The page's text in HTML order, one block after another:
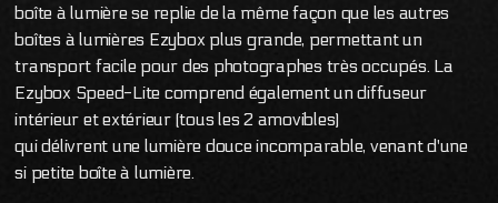
boîte à lumière se replie de la même façon que les autres
boîtes à lumières Ezybox plus grande, permettant un
transport facile pour des photographes très occupés. La
Ezybox Speed-Lite comprend également un diffuseur
intérieur et extérieur (tous les 2 amovibles)
qui délivrent une lumière douce incomparable, venant d'une
si petite boîte à lumière.